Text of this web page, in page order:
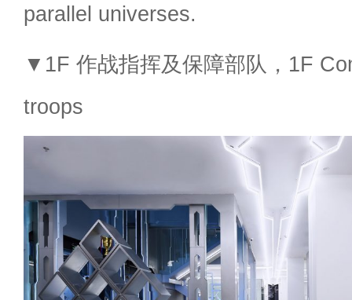
parallel universes.
▼1F 作战指挥及保障部队，1F
troops